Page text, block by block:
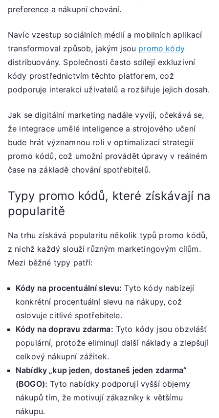
preference a nákupní chování.
Navíc vzestup sociálních médií a mobilních aplikací
transformoval způsob, jakým jsou promo kódy
distribuovány. Společnosti často sdílejí exkluzivní
kódy prostřednictvím těchto platforem, což
podporuje interakci uživatelů a rozšiřuje jejich dosah.
Jak se digitální marketing nadále vyvíjí, očekává se,
že integrace umělé inteligence a strojového učení
bude hrát významnou roli v optimalizaci strategií
promo kódů, což umožní provádět úpravy v reálném
čase na základě chování spotřebitelů.
Typy promo kódů, které získávají na
popularitě
Na trhu získává popularitu několik typů promo kódů,
z nichž každý slouží různým marketingovým cílům.
Mezi běžné typy patří:
Kódy na procentuální slevu: Tyto kódy nabízejí
konkrétní procentuální slevu na nákupy, což
oslovuje citlivé spotřebitele.
Kódy na dopravu zdarma: Tyto kódy jsou obzvlášť
populární, protože eliminují další náklady a zlepšují
celkový nákupní zážitek.
Nabídky „kup jeden, dostaneš jeden zdarma“
(BOGO): Tyto nabídky podporují vyšší objemy
nákupů tím, že motivují zákazníky k většímu
nákupu.